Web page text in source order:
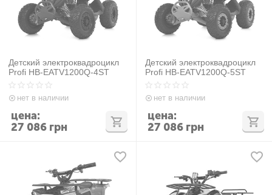
Детский электроквадроцикл
Profi HB-EATV1200Q-4ST
нет в наличии
27 086 грн
цена:
Детский электроквадроцикл
Profi HB-EATV1200Q-5ST
нет в наличии
27 086 грн
цена: